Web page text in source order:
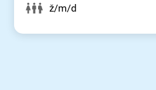
ž/m/d